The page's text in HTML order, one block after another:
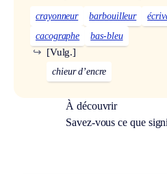
crayonneur barbouilleur
cacographe
bas-bleu
[Vulg.]
↪
chieur d’encre
À découvrir
Savez-vous ce que